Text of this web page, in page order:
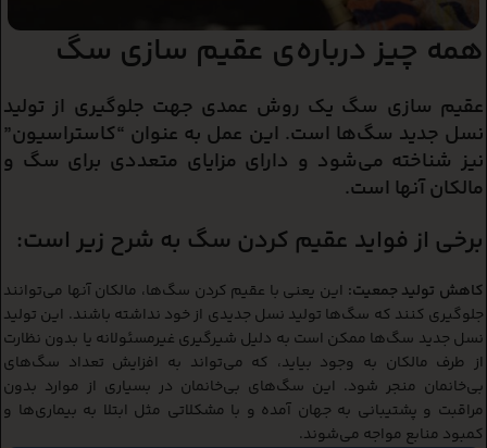
همه چیز درباره‌ی عقیم سازی سگ
عقیم سازی سگ یک روش عمدی جهت جلوگیری از تولید
نسل جدید سگ‌ها است. این عمل به عنوان “کاستراسیون”
نیز شناخته می‌شود و دارای مزایای متعددی برای سگ و
مالکان آنها است.
برخی از فواید عقیم کردن سگ به شرح زیر است:
کاهش تولید جمعیت: این یعنی با عقیم کردن سگ‌ها، مالکان آنها می‌توانند
جلوگیری کنند که سگ‌ها تولید نسل جدیدی از خود نداشته باشند. این تولید
نسل جدید سگ‌ها ممکن است به دلیل شیرگیری غیرمسئولانه یا بدون نظارت
از طرف مالکان به وجود بیاید، که می‌تواند به افزایش تعداد سگ‌های
بی‌خانمان منجر شود. این سگ‌های بی‌خانمان در بسیاری از موارد بدون
مراقبت و پشتیبانی به جهان آمده و با مشکلاتی مثل ابتلا به بیماری‌ها و
کمبود منابع مواجه می‌شوند.